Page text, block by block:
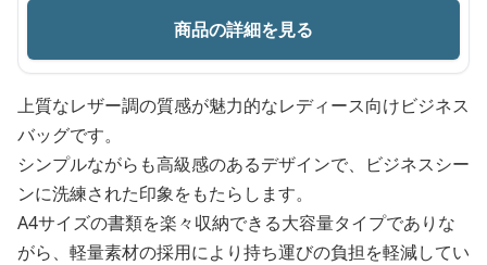
商品の詳細を見る
上質なレザー調の質感が魅力的なレディース向けビジネス
バッグです。
シンプルながらも高級感のあるデザインで、ビジネスシー
ンに洗練された印象をもたらします。
A4サイズの書類を楽々収納できる大容量タイプでありな
がら、軽量素材の採用により持ち運びの負担を軽減してい